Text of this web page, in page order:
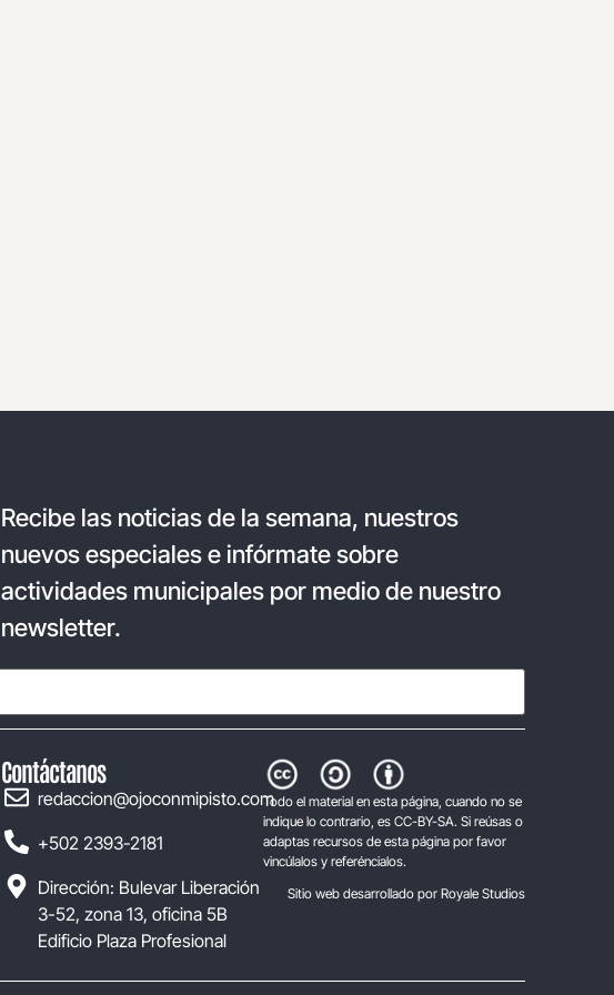
Recibe las noticias de la semana, nuestros
nuevos especiales e infórmate sobre
actividades municipales por medio de nuestro
newsletter.
Contáctanos
redaccion@ojoconmipisto.com
+502 2393-2181
Dirección: Bulevar Liberación
3-52, zona 13, oficina 5B
Edificio Plaza Profesional
Todo el material en esta página, cuando no se
indique lo contrario, es CC-BY-SA. Si reúsas o
adaptas recursos de esta página por favor
vincúlalos y referéncialos.
Sitio web desarrollado por Royale Studios